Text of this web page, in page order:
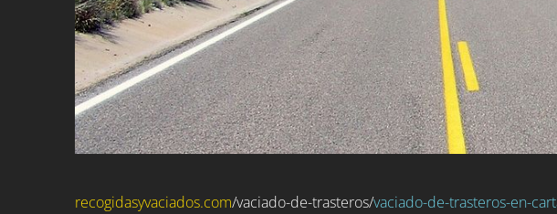
recogidasyvaciados.com/vaciado-de-trasteros/vaciado-de-trasteros-en-